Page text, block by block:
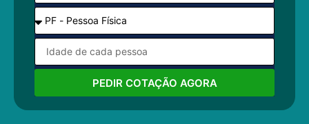
PEDIR COTAÇÃO AGORA